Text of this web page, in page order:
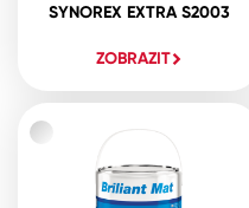
SYNOREX EXTRA S2003
ZOBRAZIT